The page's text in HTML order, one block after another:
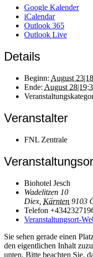
Google Kalender
iCalendar
Outlook 365
Outlook Live
Details
Beginn: August
Ende: August
Veranstalter
FNL Zentrale
Biohotel Jesch
Wadelitzen 10
Diex Kärnten 9103
Telefon
Veranstaltungsort-
Sie sehen gerade einen
den eigentlichen Inhalt
unten. Bitte beachten Sie,